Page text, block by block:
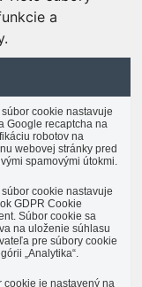
a
súbor cookie nastavuje
Google recaptcha na
robotov na
webovej stránky pred
spamovými útokmi.
súbor cookie nastavuje
GDPR Cookie
Súbor cookie sa
na uloženie súhlasu
pre súbory cookie
„Analytika“.
cookie je nastavený na